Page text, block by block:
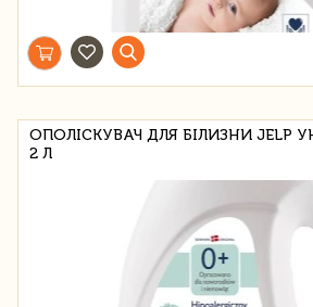
ОПОЛІСКУВАЧ ДЛЯ БІЛИЗНИ JELP
2 Л